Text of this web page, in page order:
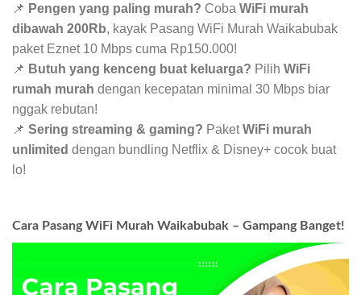
📌 Pengen yang paling murah? Coba WiFi murah
dibawah 200Rb, kayak Pasang WiFi Murah Waikabubak
paket Eznet 10 Mbps cuma Rp150.000!
📌 Butuh yang kenceng buat keluarga? Pilih WiFi
rumah murah dengan kecepatan minimal 30 Mbps biar
nggak rebutan!
📌 Sering streaming & gaming? PaketWiFi murah
unlimited dengan bundling Netflix & Disney+ cocok buat
lo!
Cara Pasang WiFi Murah Waikabubak – Gampang Banget!